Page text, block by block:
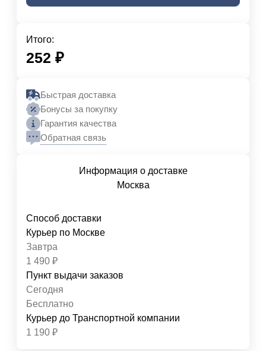
Итого:
252 ₽
Быстрая доставка
Бонусы за покупку
Гарантия качества
Обратная связь
Информация о доставке
Москва
Способ доставки
Курьер по Москве
Завтра
1 490 ₽
Пункт выдачи заказов
Сегодня
Бесплатно
Курьер до Транспортной компании
1 190 ₽